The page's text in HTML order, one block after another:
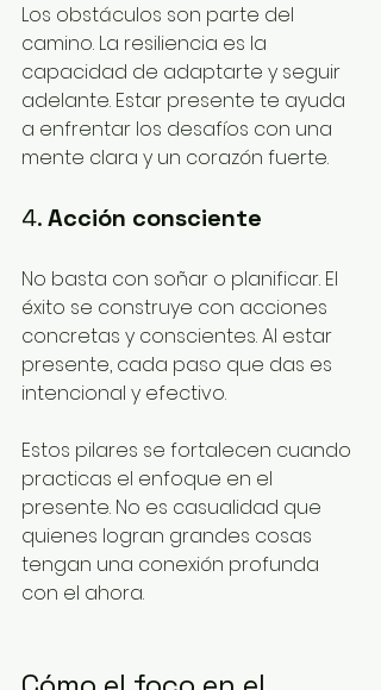
Los obstáculos son parte del
camino. La resiliencia es la
capacidad de adaptarte y seguir
adelante. Estar presente te ayuda
a enfrentar los desafíos con una
mente clara y un corazón fuerte.
4. Acción consciente
No basta con soñar o planificar. El
éxito se construye con acciones
concretas y conscientes. Al estar
presente, cada paso que das es
intencional y efectivo.
Estos pilares se fortalecen cuando
practicas el enfoque en el
presente. No es casualidad que
quienes logran grandes cosas
tengan una conexión profunda
con el ahora.